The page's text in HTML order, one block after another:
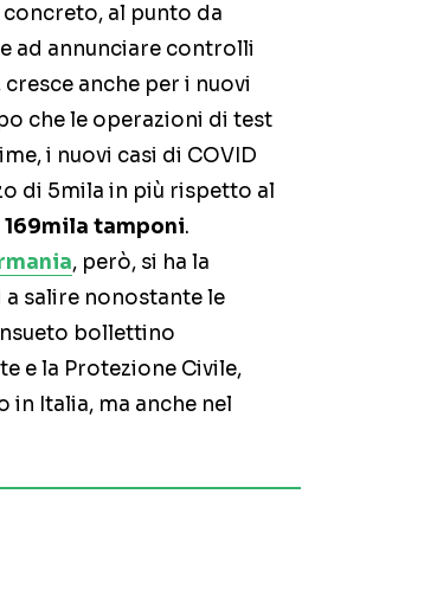
al punto da
ad annunciare controlli
anche per i nuovi
che le operazioni di test
i nuovi casi di COVID
di 5mila in più rispetto al
169mila tamponi.
, però, si ha la
salire nonostante le
bollettino
e la Protezione Civile,
in Italia, ma anche nel